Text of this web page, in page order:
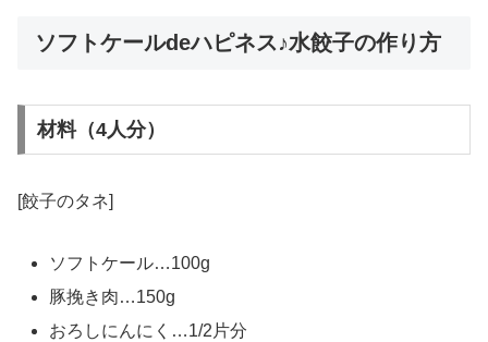
ソフトケールdeハピネス♪水餃子の作り方
材料（4人分）
[餃子のタネ]
ソフトケール…100g
豚挽き肉…150g
おろしにんにく…1/2片分